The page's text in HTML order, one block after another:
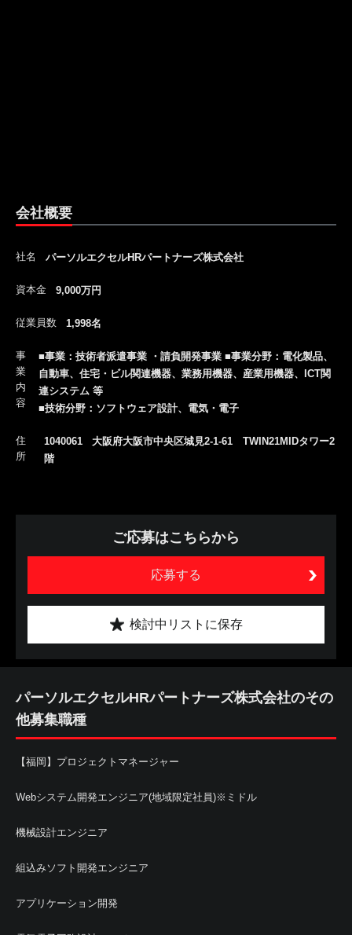
会社概要
社名 パーソルエクセルHRパートナーズ株式会社
資本金 9,000万円
従業員数 1,998名
事
業
内
容
■事業：技術者派遣事業 ・請負開発事業 ■事業分野：電化製品、
自動車、住宅・ビル関連機器、業務用機器、産業用機器、ICT関
連システム 等
■技術分野：ソフトウェア設計、電気・電子
住
所
1040061 大阪府大阪市中央区城見2-1-61 TWIN21MIDタワー2
階
ご応募はこちらから
応募する
検討中リストに保存
パーソルエクセルHRパートナーズ株式会社のその
他募集職種
【福岡】プロジェクトマネージャー
Webシステム開発エンジニア(地域限定社員)※ミドル
機械設計エンジニア
組込みソフト開発エンジニア
アプリケーション開発